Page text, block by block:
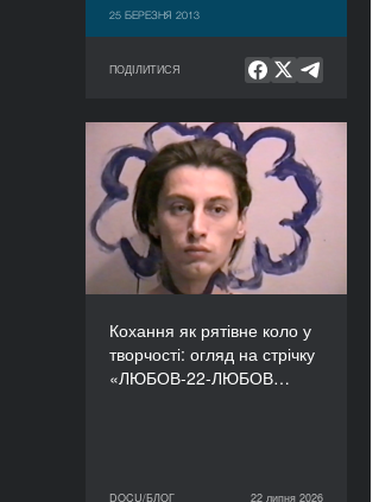
25 БЕРЕЗНЯ 2013
ПОДІЛИТИСЯ
Кохання як рятівне коло у
творчості: огляд на стрічку
«ЛЮБОВ-22-ЛЮБОВ…
DOCU/БЛОГ 22 липня 2026
Кохання як рятівне коло
у творчості: огляд на
стрічку «ЛЮБОВ-22-
ЛЮБОВ» Єруна
Койманса